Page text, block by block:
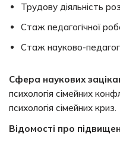
Трудову діяльність
Стаж педагогічної
Стаж науково-
Сфера наукових
психологія сімейних
психологія сімейних криз.
Відомості про